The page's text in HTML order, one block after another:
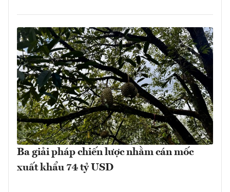
Ba giải pháp chiến lược nhằm cán mốc
xuất khẩu 74 tỷ USD